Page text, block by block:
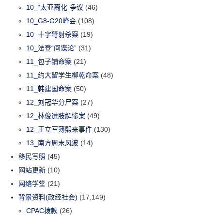
10_“太亚裔化”争议 (46)
10_G8-G20峰会 (108)
10_十字弩射杀案 (19)
10_法登“间谍论” (31)
11_包子铺命案 (21)
11_约大留学生柳乾命案 (48)
11_韩建国命案 (50)
12_刘冠华分尸案 (27)
12_林俊遭肢解惨案 (49)
12_王立军薄熙来事件 (130)
13_南方周末风波 (14)
移民写照 (45)
网站更新 (10)
网络学堂 (21)
背景资料(政经社会) (17,149)
CPAC拨款 (26)